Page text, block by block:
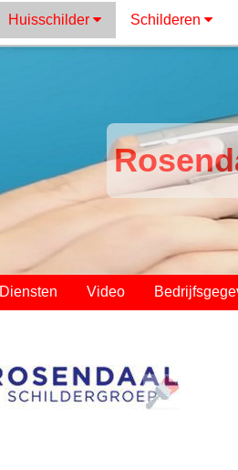
Huisschilder Schilderen
Diensten Video